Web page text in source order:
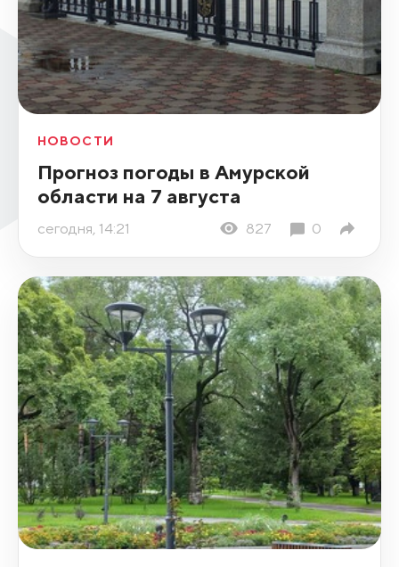
НОВОСТИ
Прогноз погоды в Амурской
области на 7 августа
сегодня, 14:21 827 0